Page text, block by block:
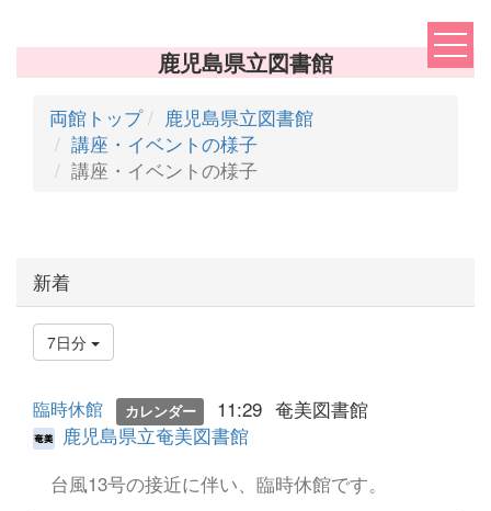
鹿児島県立図書館
両館トップ
鹿児島県立図書館
講座・イベントの様子
講座・イベントの様子
新着
7日分
臨時休館 カレンダー 11:29 奄美図書館
鹿児島県立奄美図書館
台風13号の接近に伴い、臨時休館です。